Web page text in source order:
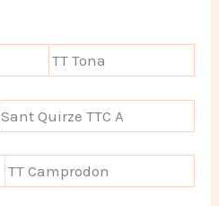
TT Tona
Sant Quirze TTC A
TT Camprodon